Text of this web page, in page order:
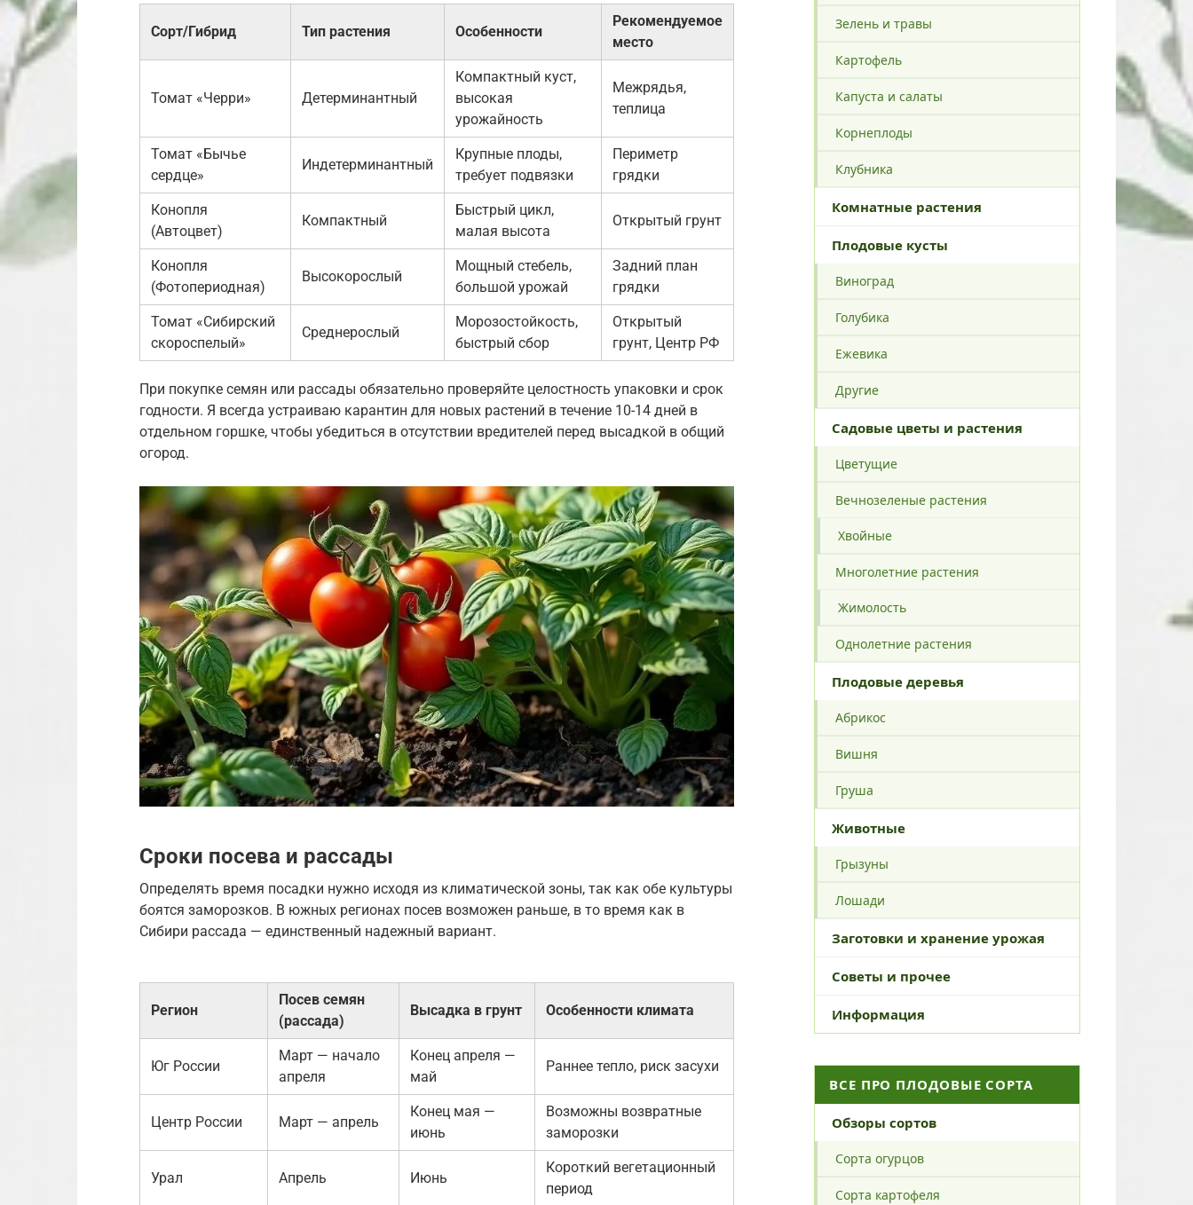
Сорт/Гибрид Тип растения Особенности
Рекомендуемое
место
Томат «Черри» Детерминантный
Компактный куст,
высокая
урожайность
Межрядья,
теплица
Томат «Бычье
сердце»
Индетерминантный
Крупные плоды,
требует подвязки
Периметр
грядки
Конопля
(Автоцвет)
Компактный
Быстрый цикл,
малая высота
Открытый грунт
Конопля
(Фотопериодная)
Высокорослый
Мощный стебель,
большой урожай
Задний план
грядки
Томат «Сибирский
скороспелый»
Среднерослый
Морозостойкость,
быстрый сбор
Открытый
грунт, Центр РФ
При покупке семян или рассады обязательно проверяйте целостность упаковки и срок
годности. Я всегда устраиваю карантин для новых растений в течение 10-14 дней в
отдельном горшке, чтобы убедиться в отсутствии вредителей перед высадкой в общий
огород.
Сроки посева и рассады
Определять время посадки нужно исходя из климатической зоны, так как обе культуры
боятся заморозков. В южных регионах посев возможен раньше, в то время как в
Сибири рассада — единственный надежный вариант.
Регион
Посев семян
(рассада)
Высадка в грунт Особенности климата
Юг России
Март — начало
апреля
Конец апреля —
май
Раннее тепло, риск засухи
Центр России Март — апрель
Конец мая —
июнь
Возможны возвратные
заморозки
Урал Апрель Июнь
Короткий вегетационный
период
Зелень и травы
Картофель
Капуста и салаты
Корнеплоды
Клубника
Комнатные растения
Плодовые кусты
Виноград
Голубика
Ежевика
Другие
Садовые цветы и растения
Цветущие
Вечнозеленые растения
Хвойные
Многолетние растения
Жимолость
Однолетние растения
Плодовые деревья
Абрикос
Вишня
Груша
Животные
Грызуны
Лошади
Заготовки и хранение урожая
Советы и прочее
Информация
ВСЕ ПРО ПЛОДОВЫЕ СОРТА
Обзоры сортов
Сорта огурцов
Сорта картофеля